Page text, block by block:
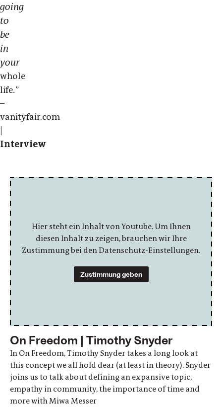
going
to
be
in
your
whole
life.”
–
vanityfair.com
Interview
Hier steht ein Inhalt von Youtube. Um Ihnen
diesen Inhalt zu zeigen, brauchen wir Ihre
Zustimmung bei den Datenschutz-Einstellungen.
Zustimmung geben
On Freedom | Timothy Snyder
In On Freedom, Timothy Snyder takes a long look at
this concept we all hold dear (at least in theory). Snyder
joins us to talk about defining an expansive topic,
empathy in community, the importance of time and
more with Miwa Messer